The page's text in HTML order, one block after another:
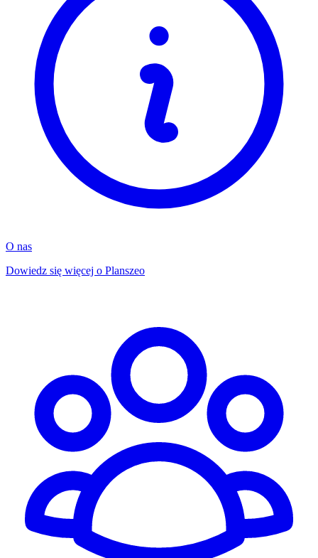
O nas
Dowiedz się więcej o Planszeo